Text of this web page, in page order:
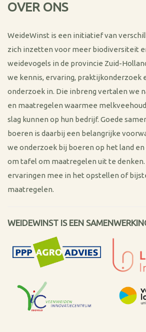
OVER ONS
WeideWinst is een initiatief van
zich inzetten voor meer biodiversiteit
weidevogels in de provincie Zuid-
we kennis, ervaring, praktijkonderzoek
onderzoek in. Die inbreng vertalen we
en maatregelen waarmee
slag kunnen op hun bedrijf. Goede
boeren is daarbij een belangrijke
we onderzoek bij boeren op het land
om tafel om maatregelen uit te denken.
ervaringen mee in het opstellen of
maatregelen.
WEIDEWINST IS EEN